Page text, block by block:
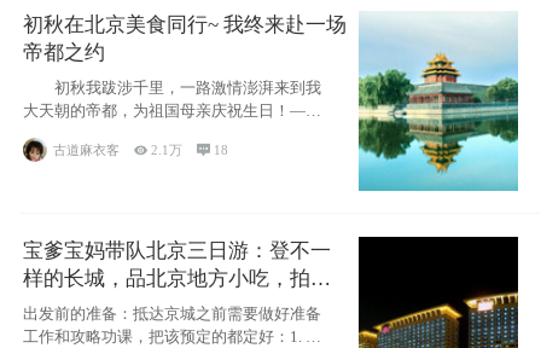
初秋在北京美食同行~ 我终来赴一场
帝都之约
初秋我跋涉千里，一路激情澎湃来到我
大天朝的帝都，为祖国母亲庆祝生日！——
古道麻衣客 2.1万  18
宝爹宝妈带队北京三日游：登不一
样的长城，品北京地方小吃，拍盘
古七星夜景！
出发前的准备：抵达京城之前需要做好准备
工作和攻略功课，把该预定的都定好：1. 酒